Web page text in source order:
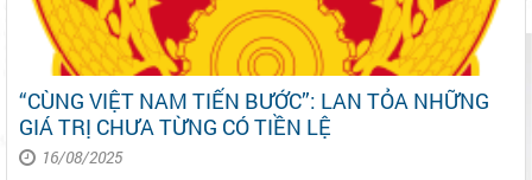
“CÙNG VIỆT NAM TIẾN BƯỚC”: LAN TỎA NHỮNG
GIÁ TRỊ CHƯA TỪNG CÓ TIỀN LỆ
16/08/2025